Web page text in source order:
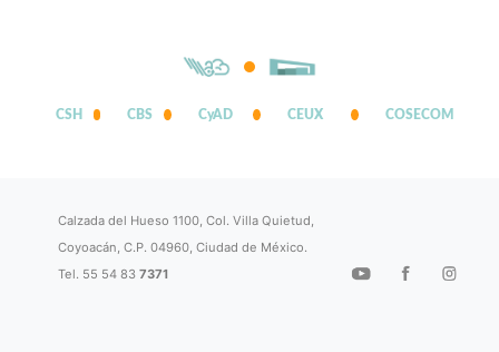
CSH CBS CyAD CEUX COSECOM
Calzada del Hueso 1100, Col. Villa Quietud,
Coyoacán, C.P. 04960, Ciudad de México.
Tel. 55 54 837371